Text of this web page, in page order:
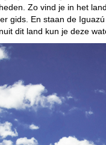
Zo vind je in het
gids. En staan de
dit land kun je deze